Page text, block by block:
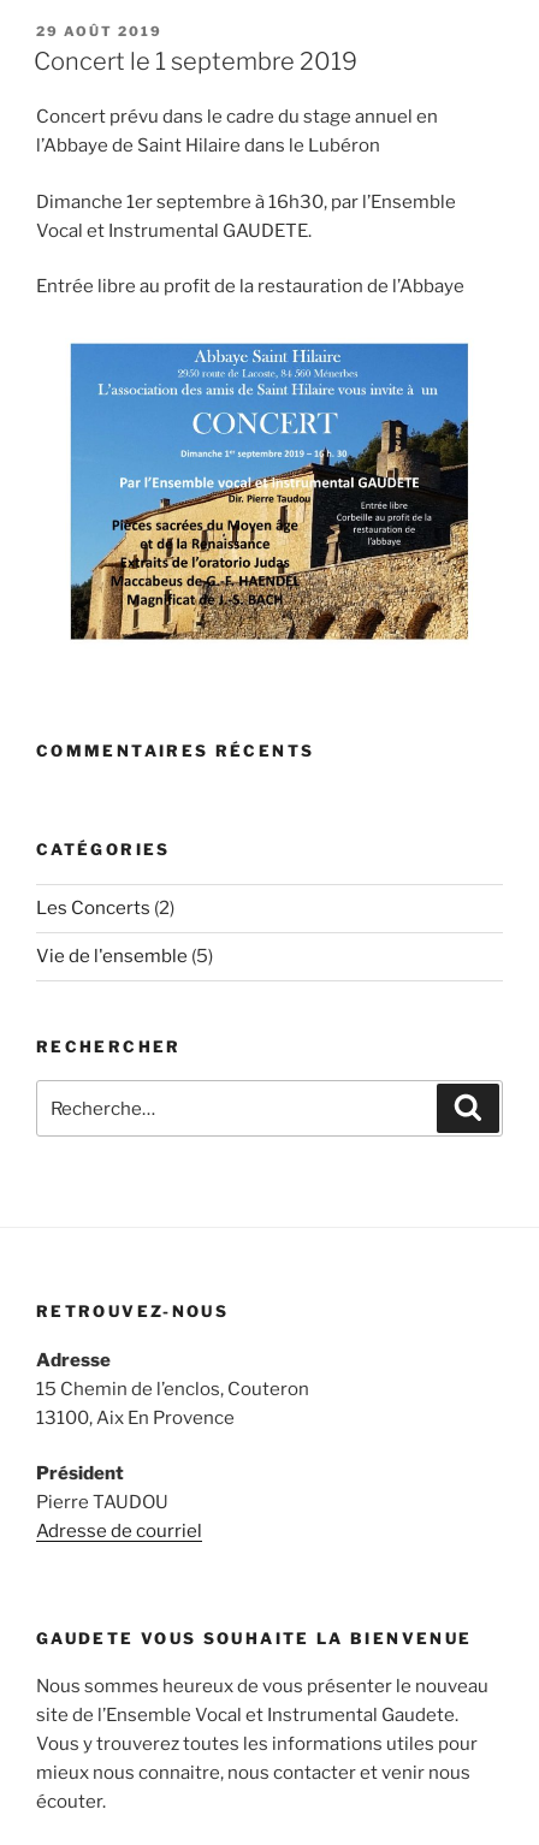
PUBLIÉ
LE
29 AOÛT 2019
Concert le 1 septembre 2019
Concert prévu dans le cadre du stage annuel en
l’Abbaye de Saint Hilaire dans le Lubéron
Dimanche 1er septembre à 16h30, par l’Ensemble
Vocal et Instrumental GAUDETE.
Entrée libre au profit de la restauration de l’Abbaye
COMMENTAIRES RÉCENTS
CATÉGORIES
Les Concerts (2)
Vie de l'ensemble (5)
RECHERCHER
pour
RETROUVEZ-NOUS
Adresse
15 Chemin de l’enclos, Couteron
13100, Aix En Provence
Président
Pierre TAUDOU
Adresse de courriel
GAUDETE VOUS SOUHAITE LA BIENVENUE
Nous sommes heureux de vous présenter le nouveau
site de l’Ensemble Vocal et Instrumental Gaudete.
Vous y trouverez toutes les informations utiles pour
mieux nous connaitre, nous contacter et venir nous
écouter.